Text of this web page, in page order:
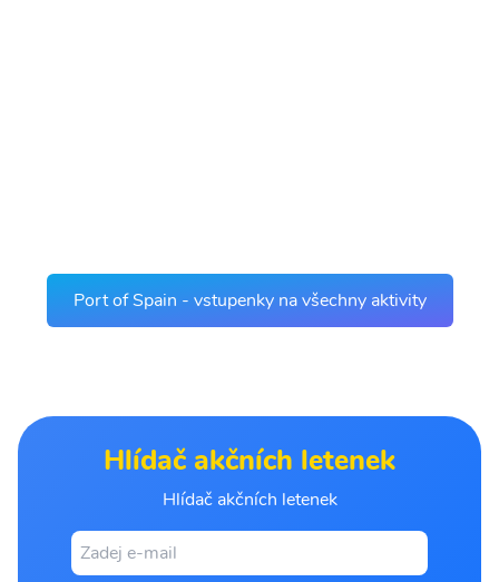
Port of Spain - vstupenky na všechny aktivity
Hlídač akčních letenek
Hlídač akčních letenek